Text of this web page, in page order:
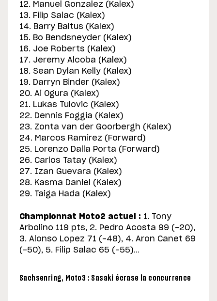
12. Manuel Gonzalez (Kalex)
13. Filip Salac (Kalex)
14. Barry Baltus (Kalex)
15. Bo Bendsneyder (Kalex)
16. Joe Roberts (Kalex)
17. Jeremy Alcoba (Kalex)
18. Sean Dylan Kelly (Kalex)
19. Darryn Binder (Kalex)
20. Ai Ogura (Kalex)
21. Lukas Tulovic (Kalex)
22. Dennis Foggia (Kalex)
23. Zonta van der Goorbergh (Kalex)
24. Marcos Ramirez (Forward)
25. Lorenzo Dalla Porta (Forward)
26. Carlos Tatay (Kalex)
27. Izan Guevara (Kalex)
28. Kasma Daniel (Kalex)
29. Taiga Hada (Kalex)
Championnat Moto2 actuel : 1. Tony
Arbolino 119 pts, 2. Pedro Acosta 99 (-20),
3. Alonso Lopez 71 (-48), 4. Aron Canet 69
(-50), 5. Filip Salac 65 (-55)…
Sachsenring, Moto3 : Sasaki écrase la concurrence